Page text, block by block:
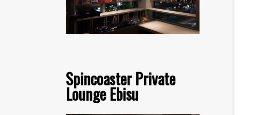
Spincoaster Private
Lounge Ebisu